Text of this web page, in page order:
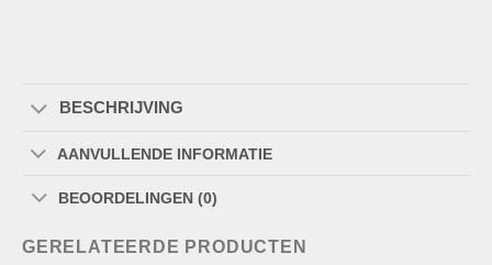
BESCHRIJVING
AANVULLENDE INFORMATIE
BEOORDELINGEN (0)
GERELATEERDE PRODUCTEN